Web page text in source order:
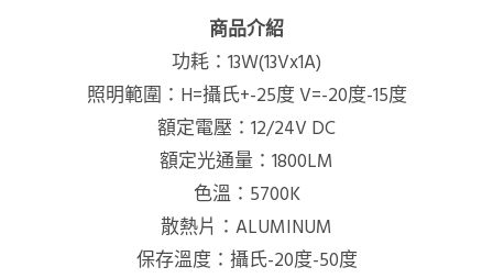
商品介紹
功耗：13W(13Vx1A)
照明範圍：H=攝氏+-25度 V=-20度-15度
額定電壓：12/24V DC
額定光通量：1800LM
色溫：5700K
散熱片：ALUMINUM
保存溫度：攝氏-20度-50度